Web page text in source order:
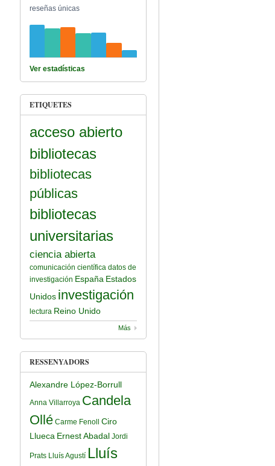
reseñas únicas
Ver estadísticas
ETIQUETES
acceso abierto
bibliotecas
bibliotecas
públicas
bibliotecas
universitarias
ciencia abierta
comunicación científica datos de
investigación España Estados
Unidos investigación
lectura Reino Unido
Más
RESSENYADORS
Alexandre López-Borrull
Anna Villarroya Candela
Ollé Carme Fenoll
Ciro
Llueca Ernest Abadal Jordi
Prats Lluís Agustí Lluís